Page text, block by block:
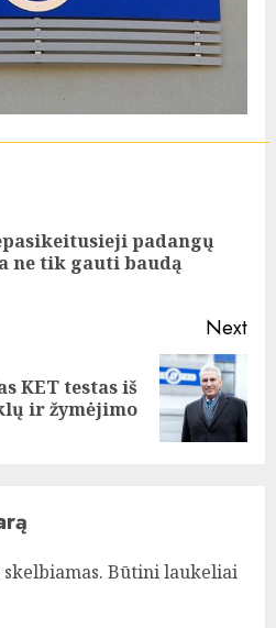
padangų
ne tik gauti baudą
Next
KET testas iš
ir žymėjimo
Būtini laukeliai